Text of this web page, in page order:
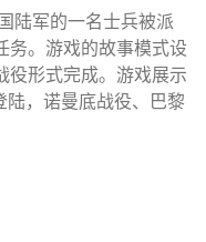
陆军的一名士兵被派
务。游戏的故事模式设
役形式完成。游戏展示
，诺曼底战役、巴黎